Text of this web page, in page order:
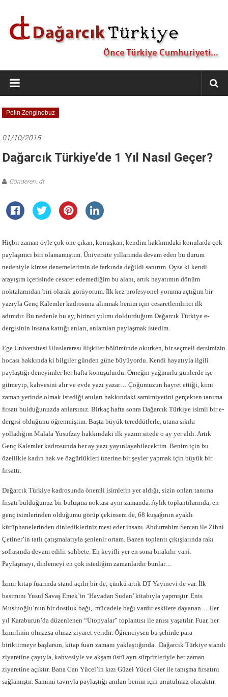
Dağarcık
Türkiye
Önce
Türkiye
Pelin Zenginobuz
01/10/2015
Dağarcık Türkiye’de 1 Yıl Nasıl Geçer?
Gönderen: dt
Hiçbir zaman öyle çok öne çıkan, konuşkan, kendim hakkımdaki konularda çok
paylaşımcı biri olamamıştım. Üniversite yıllarımda devam eden bu durum
nedeniyle kimse denemelerimin de farkında değildi sanırım. Oysa ki kendi
arayışım içerisinde cesaret edemediğim bu alanı, artık hayatımın dönüm
noktalarından biri olarak görüyorum. İlk kez profesyonel yoruma açtığım bir
yazıyla Genç Kalemler kadrosuna alınmak benim için cesaretlendirici ilk
adımdır. Bu nedenle bu ay, birinci yılımı doldurduğum Dağarcık Türkiye e-
dergisinin insana kattığı anları, anlamları paylaşmak istedim.
Ege Üniversitesi Uluslararası İlişkiler bölümünde okurken, bir seçmeli dersimizin
hocası hakkında ki bilgiler günden güne büyüyordu. Kendi hayatıyla ilgili
paylaştığı deneyimler her hafta konuşulurdu. Örneğin yağmurlu günlerde işe
gitmeyip, kahvesini alır ve evde yazı yazar… Çoğumuzun hayret ettiği, kimi
zaman yerinde olmak istediği anıları hakkındaki samimiyetini gerçekten tanıma
fırsatı bulduğunuzda anlarsınız. Birkaç hafta sonra Dağarcık Türkiye isimli bir e-
dergisi olduğunu öğrenmiştim. Başta büyük tereddütlerle, utana sıkıla
yolladığım Malala Yusufzay hakkındaki ilk yazım sitede o ay yer aldı. Artık
Genç Kalemler kadrosunda her ay yazı yayınlayabilecektim. Benim için bu
özellikle kadın hak ve özgürlükleri üzerine bir şeyler yapmak için büyük bir
fırsattı.
Dağarcık Türkiye kadrosunda önemli isimlerin yer aldığı, sizin onları tanıma
fırsatı bulduğunuz bir buluşma noktası aynı zamanda. Aylık toplantılarında, en
genç isimlerinden olduğumu görüp çekinsem de, 68 kuşağının ayaklı
kütüphanelerinden dinledikleriniz mest eder insanı. Abdurrahim Sercan ile Zihni
Çetiner’in tatlı çatışmalarıyla şenlenir ortam. Bazen toplantı çıkışlarında rakı
sofrasında devam edilir sohbete. En keyifli yer en sona bırakılır yani.
Paylaşmayı, dinlemeyi en çok istediğim zamanlardır bunlar…
İzmir kitap fuarında stand açılır bir de; çünkü artık DT Yayınevi de var. İlk
basımını Yusuf Savaş Emek’in ‘Havadan Sudan’ kitabıyla yapmıştır. Enis
Musluoğlu’nun bir dostluk bağı, mücadele bağı vardır eskilere dayanan… Her
yıl Karaburun’da düzenlenen “Ütopyalar” toplantısı ile anısı yaşatılır. Fuar, her
İzmirlinin olmazsa olmaz ziyaret yeridir. Öğrenciysen bu şehirde para
biriktirmeye başlarsın, kitap fuarı zamanı yaklaştığında. Dağarcık Türkiye standı
ziyaretine çayıyla, kahvesiyle ve akşam üstü ayrı sürprizleriyle her zaman
ziyaretine açıktır. Bana Can Yücel’in kızı Güzel Yücel Gier ile tanışma fırsatını
sağlamıştır. Samimi tavrıyla paylaştığı anıları benim için unutulmaz olacaktır.